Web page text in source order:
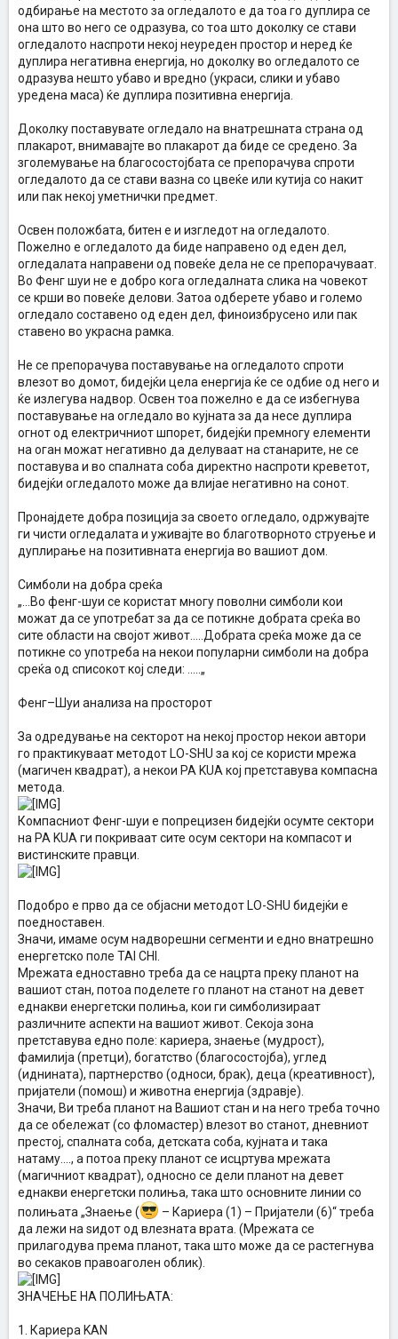
одбирање на местото за огледалото е да тоа го дуплира се
она што во него се одразува, со тоа што доколку се стави
огледалото наспроти некој неуреден простор и неред ќе
дуплира негативна енергија, но доколку во огледалото се
одразува нешто убаво и вредно (украси, слики и убаво
уредена маса) ќе дуплира позитивна енергија.
Доколку поставувате огледало на внатрешната страна од
плакарот, внимавајте во плакарот да биде се средено. За
зголемување на благосостојбата се препорачува спроти
огледалото да се стави вазна со цвеќе или кутија со накит
или пак некој уметнички предмет.
Освен положбата, битен е и изгледот на огледалото.
Пожелно е огледалото да биде направено од еден дел,
огледалата направени од повеќе дела не се препорачуваат.
Во Фенг шуи не е добро кога огледалната слика на човекот
се крши во повеќе делови. Затоа одберете убаво и големо
огледало составено од еден дел, финоизбрусено или пак
ставено во украсна рамка.
Не се препорачува поставување на огледалото спроти
влезот во домот, бидејќи цела енергија ќе се одбие од него и
ќе излегува надвор. Освен тоа пожелно е да се избегнува
поставување на огледало во кујната за да несе дуплира
огнот од електричниот шпорет, бидејќи премногу елементи
на оган можат негативно да делуваат на станарите, не се
поставува и во спалната соба директно наспроти креветот,
бидејќи огледалото може да влијае негативно на сонот.
Пронајдете добра позиција за своето огледало, одржувајте
ги чисти огледалата и уживајте во благотворното струење и
дуплирање на позитивната енергија во вашиот дом.
Симболи на добра среќа
„...Во фенг-шуи се користат многу поволни симболи кои
можат да се употребат за да се потикне добрата среќа во
сите области на својот живот.....Добрата среќа може да се
потикне со употреба на некои популарни симболи на добра
среќа од списокот кој следи: .....„
Фенг–Шуи анализа на просторот
За одредување на секторот на некој простор некои автори
го практикуваат методот LO-SHU за кој се користи мрежа
(магичен квадрат), а некои PA KUA кој претставува компасна
метода.
Компасниот Фенг-шуи е попрецизен бидејќи осумте сектори
на PA KUA ги покриваат сите осум сектори на компасот и
вистинските правци.
Подобро е прво да се објасни методот LO-SHU бидејќи е
поедноставен.
Значи, имаме осум надворешни сегменти и едно внатрешно
енергетско поле TAI CHI.
Мрежата едноставно треба да се нацрта преку планот на
вашиот стан, потоа поделете го планот на станот на девет
еднакви енергетски полиња, кои ги симболизираат
различните аспекти на вашиот живот. Секоја зона
претставува едно поле: кариера, знаење (мудрост),
фамилија (претци), богатство (благосостојба), углед
(иднината), партнерство (односи, брак), деца (креативност),
пријатели (помош) и животна енергија (здравје).
Значи, Ви треба планот на Вашиот стан и на него треба точно
да се обележат (со фломастер) влезот во станот, дневниот
престој, спалната соба, детската соба, кујната и така
натаму...., а потоа преку планот се исцртува мрежата
(магичниот квадрат), односно се дели планот на девет
еднакви енергетски полиња, така што основните линии со
полињата „Знаење (
– Кариера (1) – Пријатели (6)“ треба
да лежи на ѕидот од влезната врата. (Мрежата се
прилагодува према планот, така што може да се растегнува
во секаков правоаголен облик).
ЗНАЧЕЊЕ НА ПОЛИЊАТА:
1. Кариера KAN